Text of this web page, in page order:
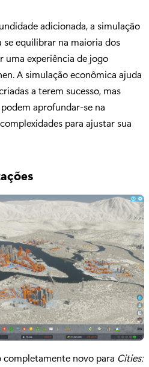
adicionada, a simulação
equilibrar na maioria dos
uma experiência de jogo
A simulação econômica ajuda
a terem sucesso, mas
aprofundar-se na
para ajustar sua
completamente novo para Cities: